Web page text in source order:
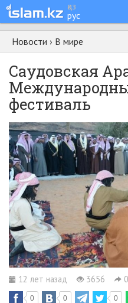
қаз
рус
Новости › В мире
Саудовская
фестиваль
12 лет назад 3656 0
0 0 0